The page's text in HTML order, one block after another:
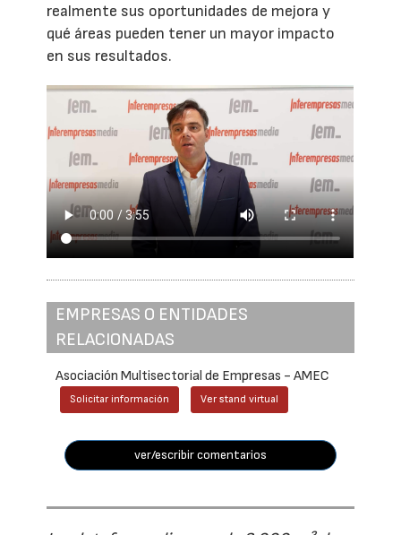
realmente sus oportunidades de mejora y
qué áreas pueden tener un mayor impacto
en sus resultados.
EMPRESAS O ENTIDADES
RELACIONADAS
Asociación Multisectorial de Empresas - AMEC
Solicitar información Ver stand virtual
ver/escribir comentarios